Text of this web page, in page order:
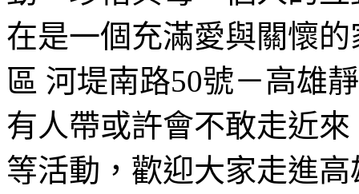
在是一個充滿愛與關懷
區 河堤南路50號－高雄
有人帶或許會不敢走近
等活動，歡迎大家走進